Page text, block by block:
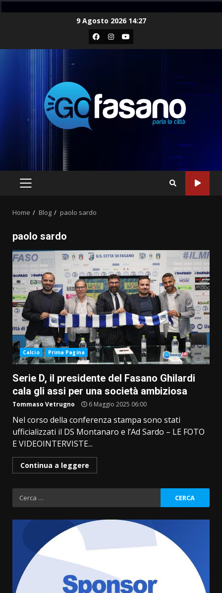
9 Agosto 2026 14:27
Facebook
Instagram
Youtube
PRIMARY
Home Blog paolo sardo
paolo sardo
Calcio Prima Pagina
Serie D, il presidente del Fasano Ghilardi
cala gli assi per una società ambiziosa
Tommaso Vetrugno 6 Maggio 2025 06:00
Nel corso della conferenza stampa sono stati
ufficializzati il DS Montanaro e l’Ad Sardo – LE FOTO
E VIDEOINTERVISTE...
Continua a leggere
Ricerca
per: